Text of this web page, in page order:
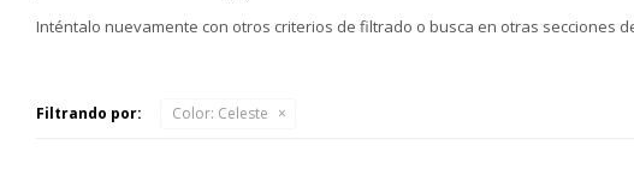
Inténtalo nuevamente con otros criterios de filtrado o busca en otras secciones
Filtrando por: Color: Celeste